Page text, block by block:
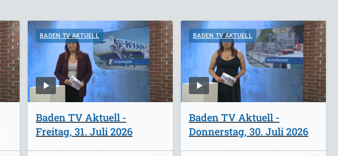
BADEN TV AKTUELL
Baden TV Aktuell -
Freitag, 31. Juli 2026
BADEN TV AKTUELL
Baden TV Aktuell -
Donnerstag, 30. Juli 2026